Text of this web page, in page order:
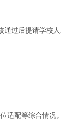
过后提请学校
适配等综合情况。